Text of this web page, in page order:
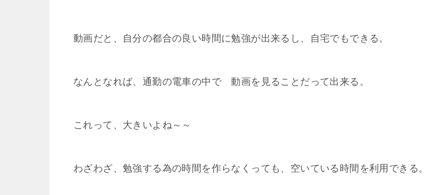
動画だと、自分の都合の良い時間に勉強が出来るし、自宅でもできる。
なんとなれば、通勤の電車の中で 動画を見ることだって出来る。
これって、大きいよね～～
わざわざ、勉強する為の時間を作らなくっても、空いている時間を利用できる。